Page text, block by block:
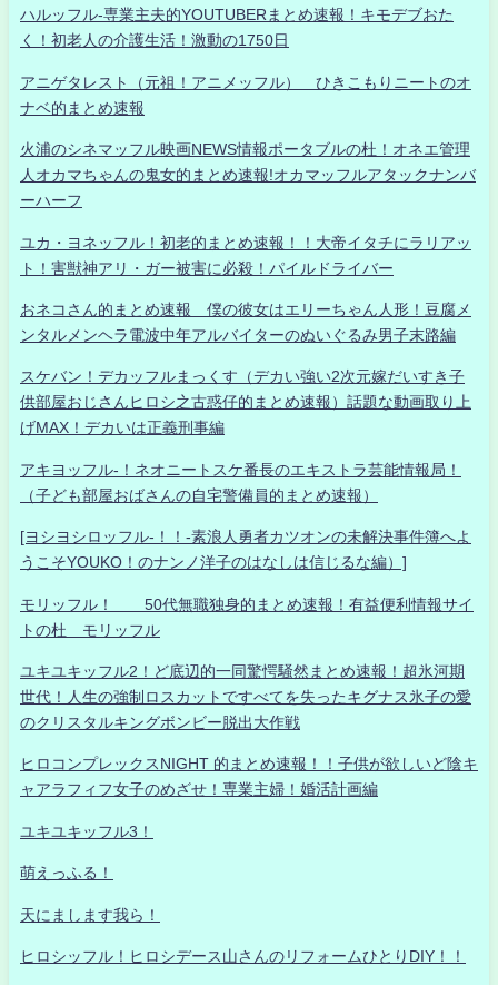
ハルッフル-専業主夫的YOUTUBERまとめ速報！キモデブおた
く！初老人の介護生活！激動の1750日
アニゲタレスト（元祖！アニメッフル） ひきこもりニートのオ
ナベ的まとめ速報
火浦のシネマッフル映画NEWS情報ポータブルの杜！オネエ管理
人オカマちゃんの鬼女的まとめ速報!オカマッフルアタックナンバ
ーハーフ
ユカ・ヨネッフル！初老的まとめ速報！！大帝イタチにラリアッ
ト！害獣神アリ・ガー被害に必殺！パイルドライバー
おネコさん的まとめ速報 僕の彼女はエリーちゃん人形！豆腐メ
ンタルメンヘラ電波中年アルバイターのぬいぐるみ男子末路編
スケバン！デカッフルまっくす（デカい強い2次元嫁だいすき子
供部屋おじさんヒロシ之古惑仔的まとめ速報）話題な動画取り上
げMAX！デカいは正義刑事編
アキヨッフル-！ネオニートスケ番長のエキストラ芸能情報局！
（子ども部屋おばさんの自宅警備員的まとめ速報）
[ヨシヨシロッフル-！！-素浪人勇者カツオンの未解決事件簿へよ
うこそYOUKO！のナンノ洋子のはなしは信じるな編）]
モリッフル！ 50代無職独身的まとめ速報！有益便利情報サイ
トの杜 モリッフル
ユキユキッフル2！ど底辺的一同驚愕騒然まとめ速報！超氷河期
世代！人生の強制ロスカットですべてを失ったキグナス氷子の愛
のクリスタルキングボンビー脱出大作戦
ヒロコンプレックスNIGHT 的まとめ速報！！子供が欲しいど陰キ
ャアラフィフ女子のめざせ！専業主婦！婚活計画編
ユキユキッフル3！
萌えっふる！
天にまします我ら！
ヒロシッフル！ヒロシデース山さんのリフォームひとりDIY！！